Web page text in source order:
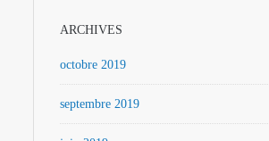
ARCHIVES
octobre 2019
septembre 2019